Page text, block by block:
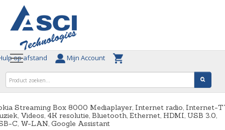
op afstand Mijn Account
Streaming Box 8000 Mediaplayer, Internet radio, Internet-
Videos, 4K resolutie, Bluetooth, Ethernet, HDMI, USB 3.0,
C, W-LAN, Google Assistant